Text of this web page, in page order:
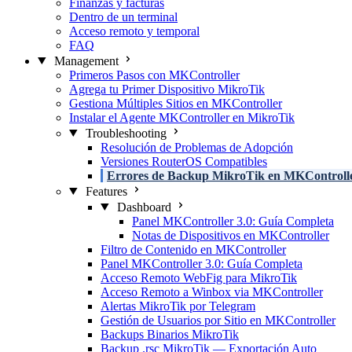
Dentro de un terminal
Acceso remoto y temporal
FAQ
Management
Primeros Pasos con MKController
Agrega tu Primer Dispositivo MikroTik
Gestiona Múltiples Sitios en MKController
Instalar el Agente MKController en MikroTik
Troubleshooting
Resolución de Problemas de Adopción
Versiones RouterOS Compatibles
Errores de Backup MikroTik en
Features
Dashboard
Panel MKController 3.0: Guía Completa
Notas de Dispositivos en MKController
Filtro de Contenido en MKController
Panel MKController 3.0: Guía Completa
Acceso Remoto WebFig para MikroTik
Acceso Remoto a Winbox via MKController
Alertas MikroTik por Telegram
Gestión de Usuarios por Sitio en MKController
Backups Binarios MikroTik
Backup .rsc MikroTik — Exportación Auto